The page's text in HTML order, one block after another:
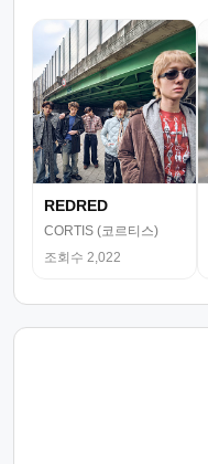
REDRED
CORTIS (코르티스)
조회수 2,022